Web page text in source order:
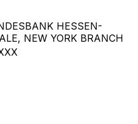
HESSEN-
NEW YORK BRANCH